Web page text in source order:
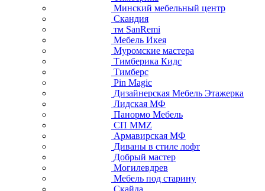
Минский мебельный центр
Скандия
тм SanRemi
Мебель Икея
Муромские мастера
Тимберика Кидс
Тимберс
Pin Magic
Дизайнерская Мебель Этажерка
Лидская МФ
Панормо Мебель
СП ММZ
Армавирская МФ
Диваны в стиле лофт
Добрый мастер
Могилевдрев
Мебель под старину
Скайда